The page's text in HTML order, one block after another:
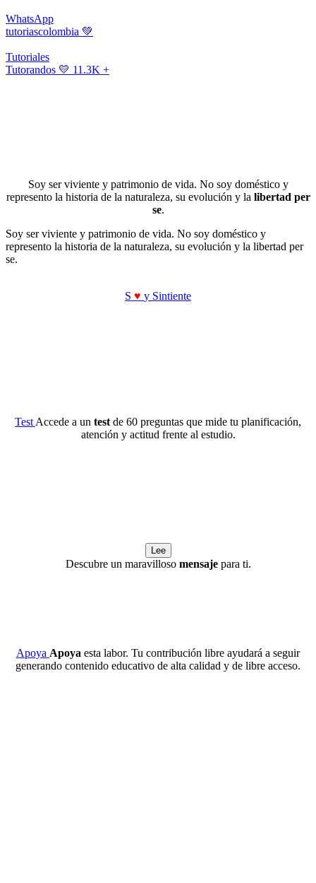
WhatsApp
tutoriascolombia 💚
Tutoriales
Tutorandos 💛 11.3K +
Soy ser viviente y patrimonio de vida. No soy doméstico y
represento la historia de la naturaleza, su evolución y la libertad per
se.
Soy ser viviente y patrimonio de vida. No soy doméstico y
represento la historia de la naturaleza, su evolución y la libertad per
se.
S ♥ y Sintiente
Test Accede a un test de 60 preguntas que mide tu planificación,
atención y actitud frente al estudio.
Lee
Descubre un maravilloso mensajepara ti.
Apoya Apoya esta labor. Tu contribución libre ayudará a seguir
generando contenido educativo de alta calidad y de libre acceso.